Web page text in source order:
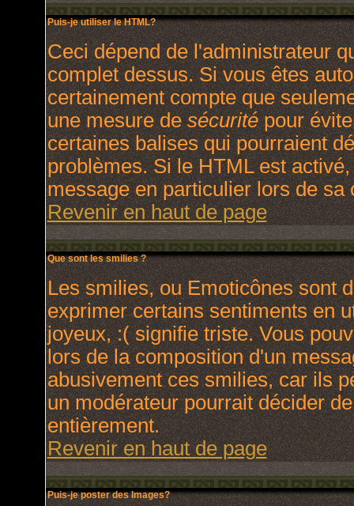
Puis-je utiliser le HTML?
Ceci dépend de l'administrateur
complet dessus. Si vous êtes
certainement compte que
une mesure desécuritépour
certaines balises qui pourraient
problèmes. Si le HTML est
message en particulier lors de sa
Revenir en haut de page
Que sont les smilies ?
Les smilies, ou Emoticônes sont
exprimer certains sentiments en
joyeux, :( signifie triste. Vous
lors de la composition d'un
abusivement ces smilies, car ils
un modérateur pourrait décider
entièrement.
Revenir en haut de page
Puis-je poster des Images?